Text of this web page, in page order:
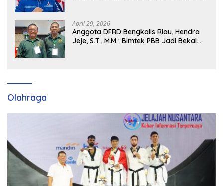
April 29, 2026
Anggota DPRD Bengkalis Riau, Hendra
Jeje, S.T., M.M : Bimtek PBB Jadi Bekal
Olahraga